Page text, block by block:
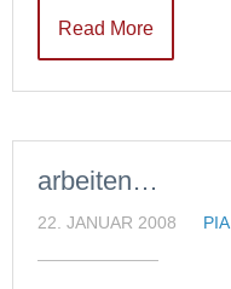
Read More
arbeiten…
22. JANUAR 2008 PIA